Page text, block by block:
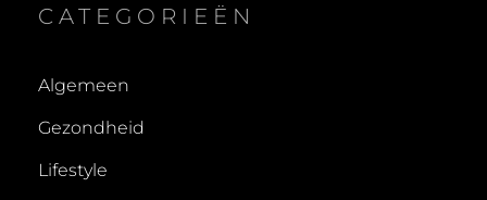
CATEGORIEËN
Algemeen
Gezondheid
Lifestyle